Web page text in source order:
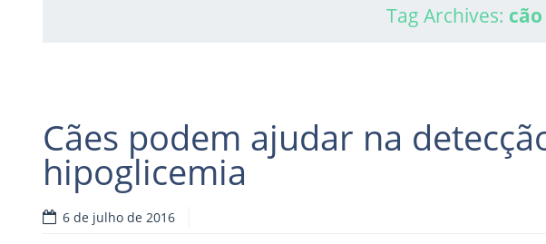
Tag Archives: cão
Cães podem ajudar na
hipoglicemia
6 de julho de 2016